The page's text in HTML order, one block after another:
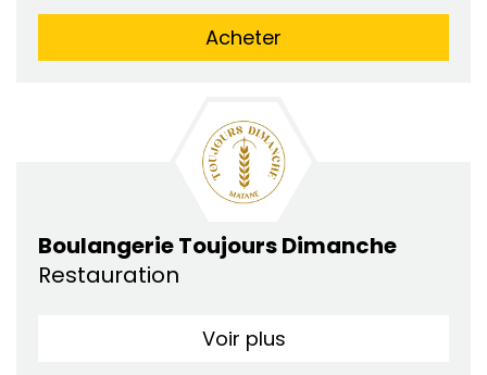
Acheter
Boulangerie Toujours Dimanche
Restauration
Voir plus